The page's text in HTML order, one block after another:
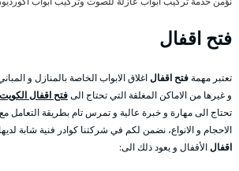
فتح اقفال
تعتبر مهمةفتح اقفالاغلاق الابواب الخاصة بالمنازل و
و غيرها من الاماكن المغلقة التي تحتاج الىفتح اقفال الكويت
تحتاج الى مهارة و خبرة عالية و تمرس تام بطريقة التعامل
الاحجام و الانواع، نضمن لكم في شركتنا كوادر فنية شابة
اقفالالأقفال و يعود ذلك الى: